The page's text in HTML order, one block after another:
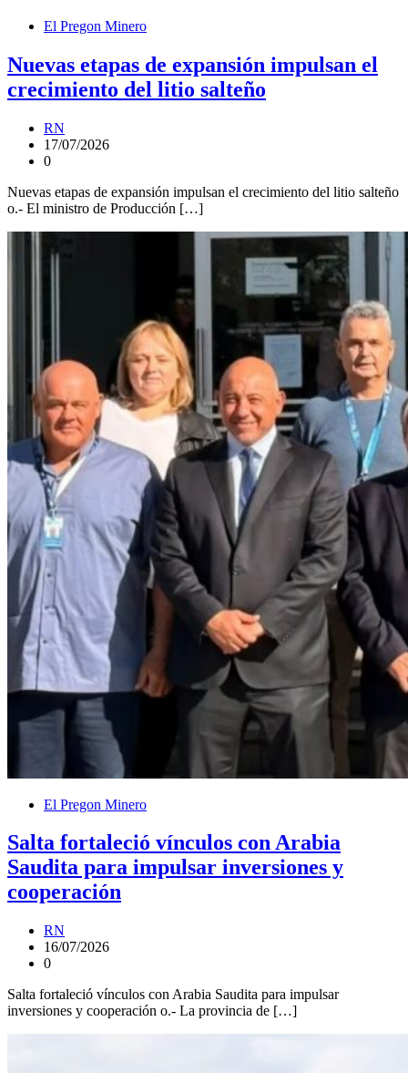
El Pregon Minero
Nuevas etapas de expansión impulsan el
crecimiento del litio salteño
RN
17/07/2026
0
Nuevas etapas de expansión impulsan el crecimiento del litio salteño
o.- El ministro de Producción […]
El Pregon Minero
Salta fortaleció vínculos con Arabia
Saudita para impulsar inversiones y
cooperación
RN
16/07/2026
0
Salta fortaleció vínculos con Arabia Saudita para impulsar
inversiones y cooperación o.- La provincia de […]